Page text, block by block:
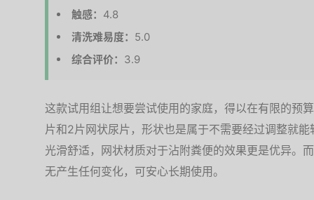
触感： 4.8
清洗难易度： 5.0
综合评价： 3.9
这款试用组让想要尝试使用的家庭，得以在有限的预
片和2片网状尿片，形状也是属于不需要经过调整就
光滑舒适，网状材质对于沾附粪便的效果更是优异。
无产生任何变化，可安心长期使用。